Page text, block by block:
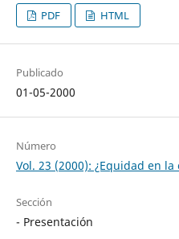
PDF HTML
Publicado
01-05-2000
Número
Vol. 23 (2000): ¿Equidad en la
Sección
- Presentación